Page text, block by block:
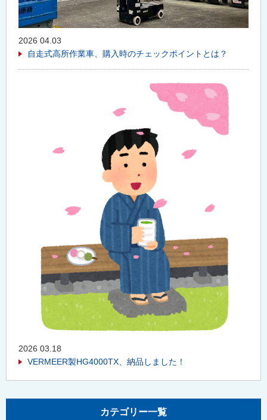
2026 04.03
自走式高所作業車、購入時のチェックポイントとは？
2026 03.18
VERMEER製HG4000TX、納品しました！
カテゴリー一覧